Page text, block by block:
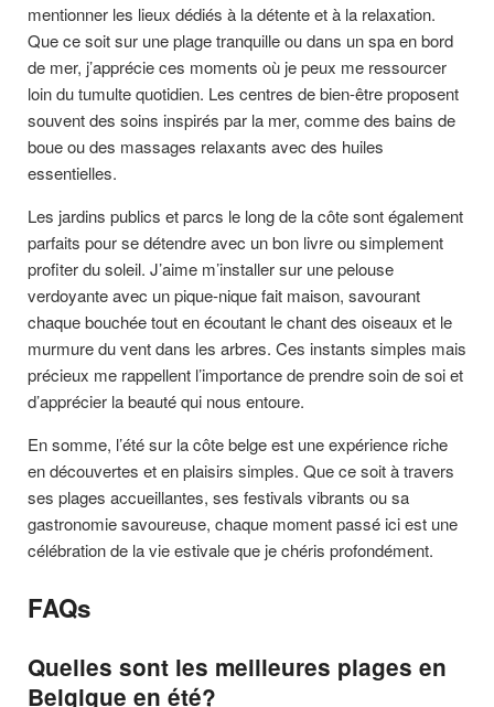
mentionner les lieux dédiés à la détente et à la relaxation.
Que ce soit sur une plage tranquille ou dans un spa en bord
de mer, j’apprécie ces moments où je peux me ressourcer
loin du tumulte quotidien. Les centres de bien-être proposent
souvent des soins inspirés par la mer, comme des bains de
boue ou des massages relaxants avec des huiles
essentielles.
Les jardins publics et parcs le long de la côte sont également
parfaits pour se détendre avec un bon livre ou simplement
profiter du soleil. J’aime m’installer sur une pelouse
verdoyante avec un pique-nique fait maison, savourant
chaque bouchée tout en écoutant le chant des oiseaux et le
murmure du vent dans les arbres. Ces instants simples mais
précieux me rappellent l’importance de prendre soin de soi et
d’apprécier la beauté qui nous entoure.
En somme, l’été sur la côte belge est une expérience riche
en découvertes et en plaisirs simples. Que ce soit à travers
ses plages accueillantes, ses festivals vibrants ou sa
gastronomie savoureuse, chaque moment passé ici est une
célébration de la vie estivale que je chéris profondément.
FAQs
Quelles sont les meilleures plages en
Belgique en été?